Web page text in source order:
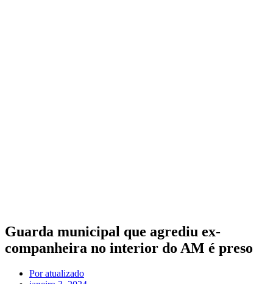
Guarda municipal que agrediu ex-
companheira no interior do AM é preso
Poratualizado